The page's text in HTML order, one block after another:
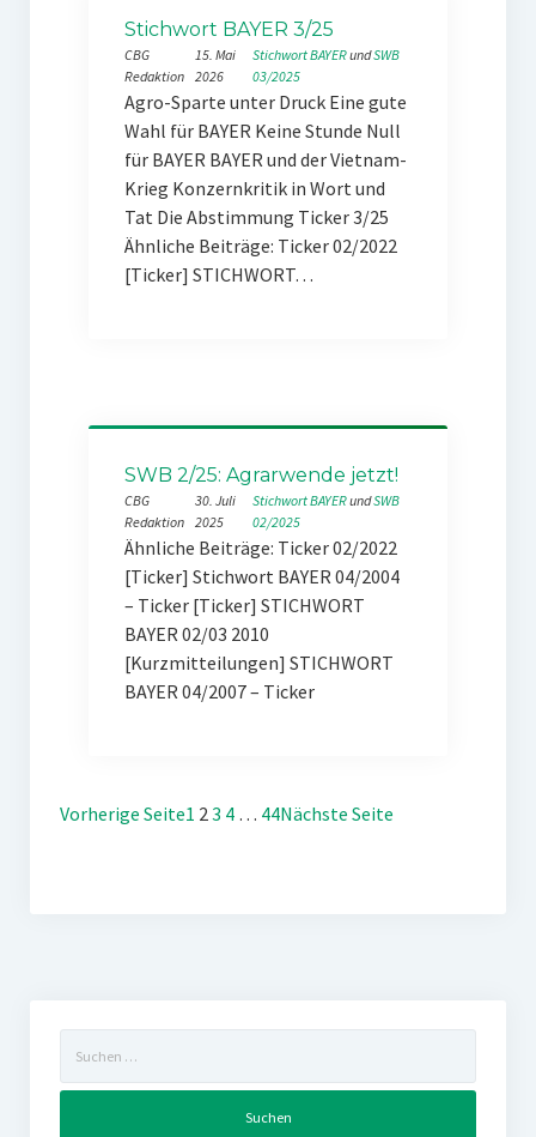
Stichwort BAYER 3/25
CBG
Redaktion
15. Mai
2026
Stichwort BAYER und SWB
03/2025
Agro-Sparte unter Druck Eine gute
Wahl für BAYER Keine Stunde Null
für BAYER BAYER und der Vietnam-
Krieg Konzernkritik in Wort und
Tat Die Abstimmung Ticker 3/25
Ähnliche Beiträge: Ticker 02/2022
[Ticker] STICHWORT…
SWB 2/25: Agrarwende jetzt!
CBG
Redaktion
30. Juli
2025
Stichwort BAYER und SWB
02/2025
Ähnliche Beiträge: Ticker 02/2022
[Ticker] Stichwort BAYER 04/2004
– Ticker [Ticker] STICHWORT
BAYER 02/03 2010
[Kurzmitteilungen] STICHWORT
BAYER 04/2007 – Ticker
Vorherige Seite1 23 4 … 44Nächste Seite
nach: